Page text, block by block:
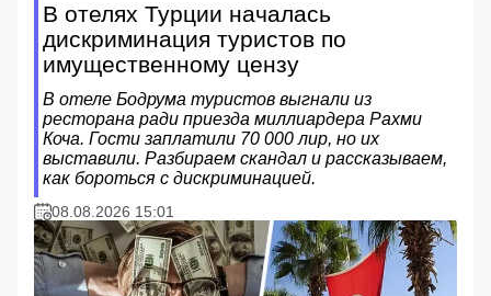
В отелях Турции началась
дискриминация туристов по
имущественному цензу
В отеле Бодрума туристов выгнали из
ресторана ради приезда миллиардера Рахми
Коча. Гости заплатили 70 000 лир, но их
выставили. Разбираем скандал и рассказываем,
как бороться с дискриминацией.
08.08.2026 15:01